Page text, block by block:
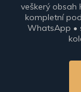
veškerý obsah
kompletní
WhatsApp •